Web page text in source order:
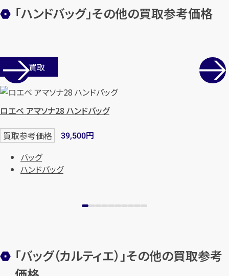
カンタン無料
最短1分！今すぐ査定金額をお伝えいた
します
まずはお電話
【総合受付】24時間・年中無休(年末年
「ハンドバッグ」その他の買取参考価格
店舗買取
ロエベ アマソナ28 ハンドバッグ
買取参考価格 39,500円
バッグ
ハンドバッグ
「バッグ（カルティエ）」その他の買取参考